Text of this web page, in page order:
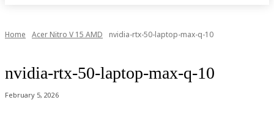
Home Acer Nitro V 15 AMD nvidia-rtx-50-laptop-max-q-10
nvidia-rtx-50-laptop-max-q-10
February 5, 2026